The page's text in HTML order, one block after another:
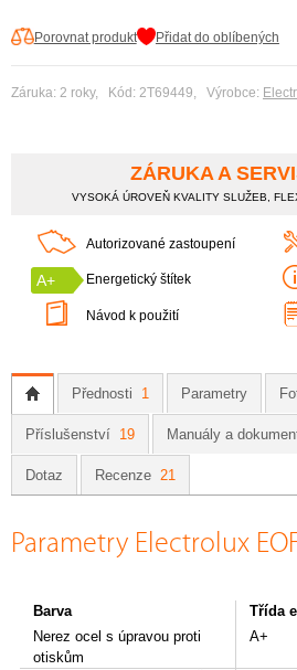
Porovnat produkt Přidat do oblíbených
Záruka: 2 roky, Kód: 2T69449, Výrobce:
ZÁRUKA A
VYSOKÁ ÚROVEŇ KVALITY SLUŽEB,
Autorizované zastoupení
A+ Energetický štítek
Návod k použití
Přednosti 1 Parametry
Příslušenství 19 Manuály a
Dotaz Recenze 21
Parametry Electrolux
Barva
Nerez ocel s úpravou proti
otiskům
Třída
A+